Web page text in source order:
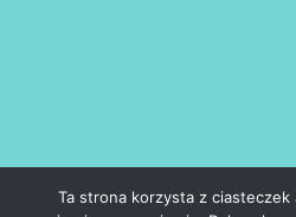
Ta strona korzysta z ciasteczek